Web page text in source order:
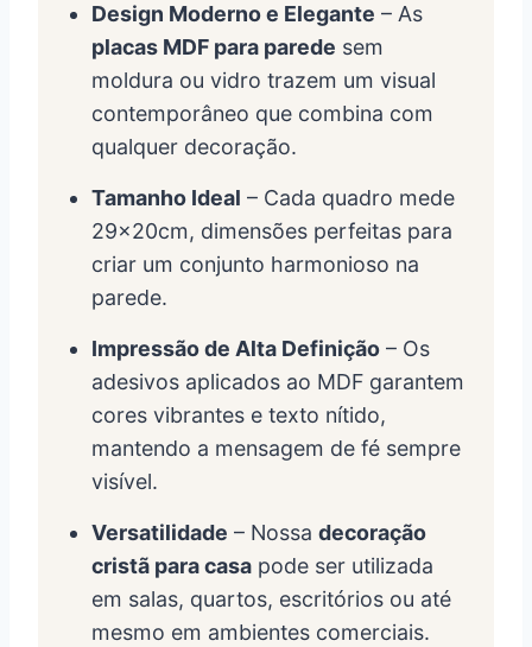
Design Moderno e Elegante – As
placas MDF para parede sem
moldura ou vidro trazem um visual
contemporâneo que combina com
qualquer decoração.
Tamanho Ideal – Cada quadro mede
29x20cm, dimensões perfeitas para
criar um conjunto harmonioso na
parede.
Impressão de Alta Definição – Os
adesivos aplicados ao MDF garantem
cores vibrantes e texto nítido,
mantendo a mensagem de fé sempre
visível.
Versatilidade – Nossa decoração
cristã para casa pode ser utilizada
em salas, quartos, escritórios ou até
mesmo em ambientes comerciais.